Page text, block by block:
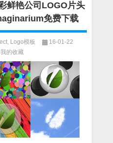
鲜艳公司LOGO片头
免费下载
Logo模板
16-01-22
我的收藏